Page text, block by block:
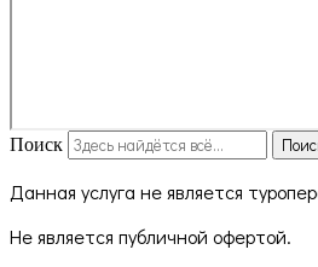
Поиск
Данная услуга не является
Не является публичной офертой.